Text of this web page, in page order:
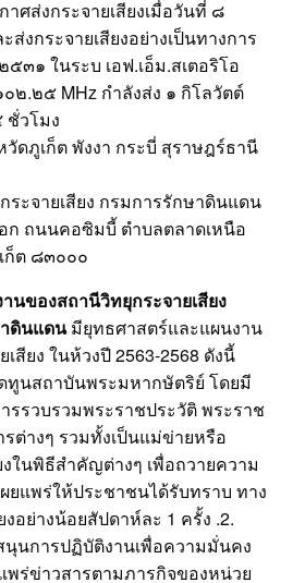
ศส่งกระจายเสียงเมื่อวันที่ ๘
งกระจายเสียงอย่างเป็นทางการ
๓๑ ในระบ เอฟ.เอ็ม.สเตอริโอ
๒.๒๕ MHz กำลังส่ง ๑ กิโลวัตต์
ชั่วโมง
วัดภูเก็ต พังงา กระบี่ สุราษฎร์ธานี
ระจายเสียง กรมการรักษาดินแดน
ก ถนนคอซิมบี้ ตำบลตลาดเหนือ
ก็ต ๘๓๐๐๐
นของสถานีวิทยุกระจายเสียง
ดินแดนมียุทธศาสตร์และแผนงาน
สียง ในห้วงปี 2563-2568 ดังนี้
ทูนสถาบันพระมหากษัตริย์ โดยมี
รรวบรวมพระราชประวัติ พระราช
ต่างๆ รวมทั้งเป็นแม่ข่ายหรือ
นพิธีสำคัญต่างๆ เพื่อถวายความ
ยแพร่ให้ประชาชนได้รับทราบ ทาง
อย่างน้อยสัปดาห์ละ 1 ครั้ง .2.
นการปฏิบัติงานเพื่อความมั่นคง
พร่ข่าวสารตามภารกิจของหน่วย